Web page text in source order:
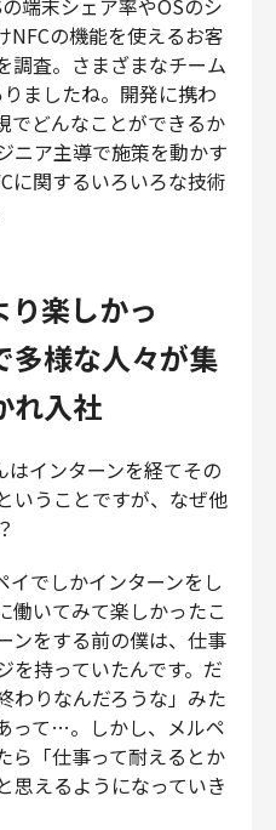
端末シェア率やOSのシ
NFCの機能を使えるお客
調査。さまざまなチーム
ましたね。開発に携わ
でどんなことができるか
ニア主導で施策を動かす
に関するいろいろな技術
り楽しかっ
多様な人々が集
れ入社
はインターンを経てその
いうことですが、なぜ他
イでしかインターンをし
働いてみて楽しかったこ
ンをする前の僕は、仕事
を持っていたんです。だ
わりなんだろうな」みた
って…。しかし、メルペ
ら「仕事って耐えるとか
思えるようになっていき